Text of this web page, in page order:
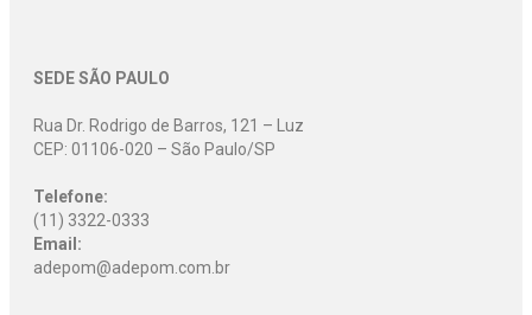
SEDE SÃO PAULO
Rua Dr. Rodrigo de Barros, 121 – Luz
CEP: 01106-020 – São Paulo/SP
Telefone:
(11) 3322-0333
Email:
adepom@adepom.com.br